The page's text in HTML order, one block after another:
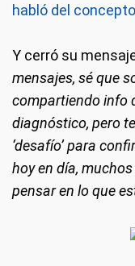
habló del
Y cerró su
mensajes, sé que
compartiendo info
diagnóstico, pero
‘desafío’ para
hoy en día,
pensar en lo que